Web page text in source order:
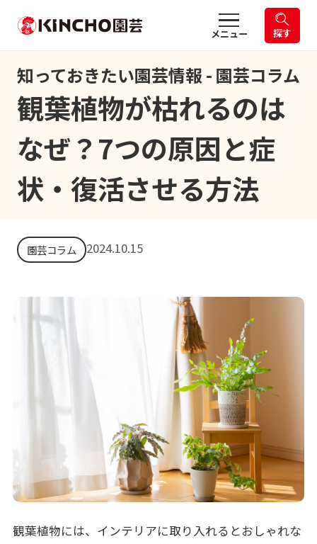
メニュー 探す
知っておきたい園芸情報 - 園芸コラム
観葉植物が枯れるのは
なぜ？7つの原因と症
状・復活させる方法
園芸コラム 2024.10.15
観葉植物には、インテリアに取り入れるとおしゃれな